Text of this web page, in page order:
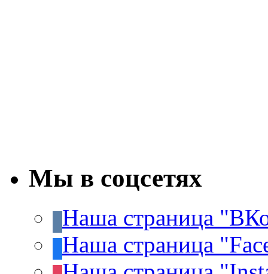
Мы в соцсетях
Наша страница
Наша страница